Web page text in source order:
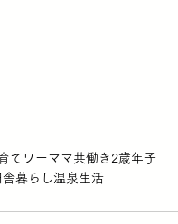
て ワーママ共働き 2歳年子
舎暮らし温泉生活